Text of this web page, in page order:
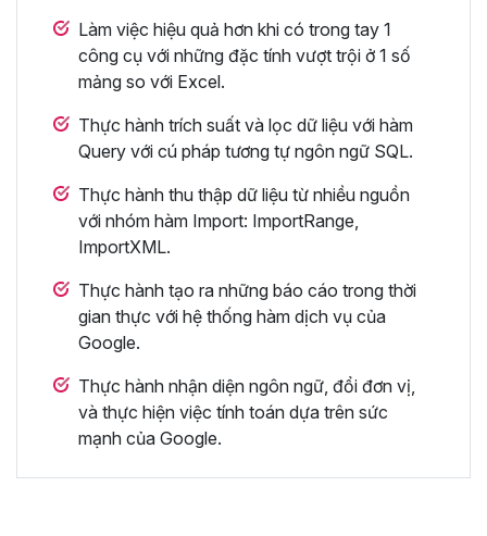
Làm việc hiệu quả hơn khi có trong tay 1
công cụ với những đặc tính vượt trội ở 1 số
mảng so với Excel.
Thực hành trích suất và lọc dữ liệu với hàm
Query với cú pháp tương tự ngôn ngữ SQL.
Thực hành thu thập dữ liệu từ nhiều nguồn
với nhóm hàm Import: ImportRange,
ImportXML.
Thực hành tạo ra những báo cáo trong thời
gian thực với hệ thống hàm dịch vụ của
Google.
Thực hành nhận diện ngôn ngữ, đổi đơn vị,
và thực hiện việc tính toán dựa trên sức
mạnh của Google.